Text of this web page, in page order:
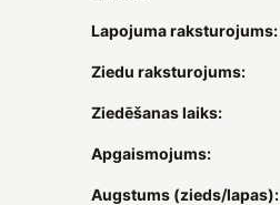
Lapojuma raksturojums:
Ziedu raksturojums:
Ziedēšanas laiks:
Apgaismojums:
Augstums (zieds/lapas):